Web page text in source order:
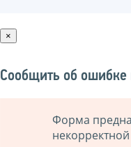
×
Сообщить об ошибке
Форма